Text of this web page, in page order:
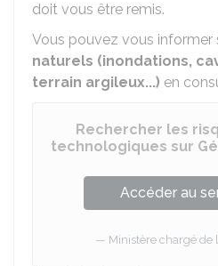
doit vous être remis.
Vous pouvez vous informer
naturels (inondations,
terrain argileux...) en
Rechercher les
technologiques sur
Accéder au
Ministère chargé